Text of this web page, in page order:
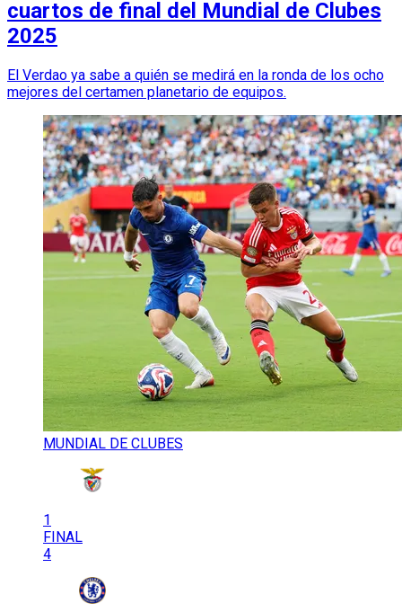
cuartos de final del Mundial de Clubes
2025
El Verdao ya sabe a quién se medirá en la ronda de los ocho
mejores del certamen planetario de equipos.
MUNDIAL DE CLUBES
1
FINAL
4